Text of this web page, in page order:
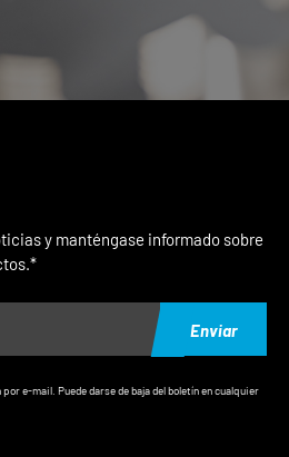
y manténgase informado sobre
Enviar
e-mail. Puede darse de baja del boletín en cualquier